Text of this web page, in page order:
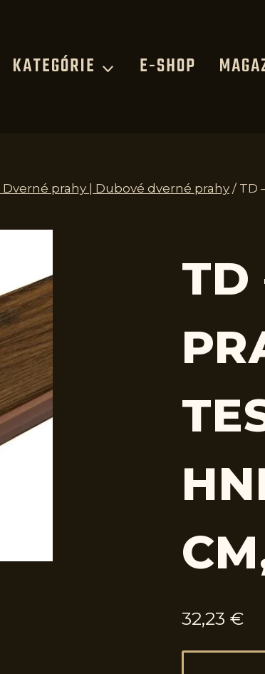
KATEGÓRIE E-SHOP
prahy | Dubové dverné prahy / TD
TD
32,23 €